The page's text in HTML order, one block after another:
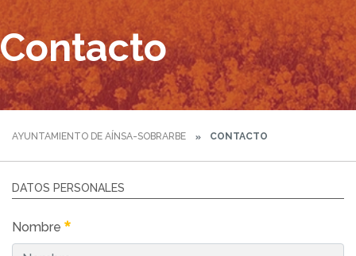
Contacto
AYUNTAMIENTO DE AÍNSA-SOBRARBE CONTACTO
DATOS PERSONALES
Nombre